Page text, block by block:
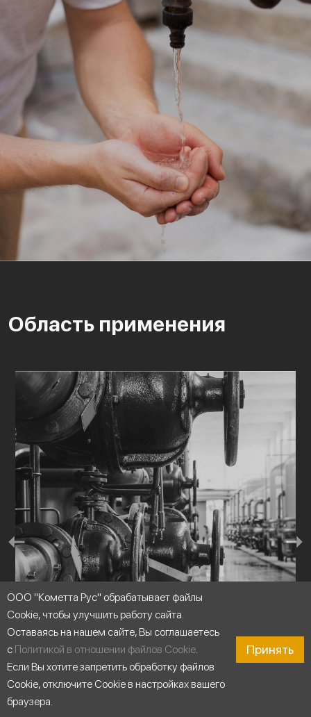
Область применения
Циркуляция воды
ООО "Кометта Рус" обрабатывает файлы
Cookie, чтобы улучшить работу сайта.
Оставаясь на нашем сайте, Вы соглашаетесь
с Политикой в отношении файлов Cookie.
Если Вы хотите запретить обработку файлов
Cookie, отключите Cookie в настройках вашего
браузера.
Принять